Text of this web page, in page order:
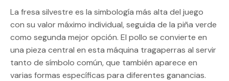
La fresa silvestre es la simbología más alta del juego
con su valor máximo individual, seguida de la piña verde
como segunda mejor opción. El pollo se convierte en
una pieza central en esta máquina tragaperras al servir
tanto de símbolo común, que también aparece en
varias formas específicas para diferentes ganancias.